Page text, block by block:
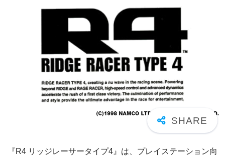
『R4 リッジレーサータイプ4』は、プレイステーション向